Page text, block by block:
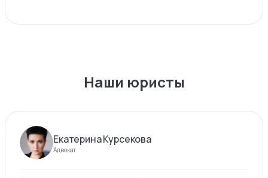
Наши юристы
Екатерина Курсекова
Адвокат